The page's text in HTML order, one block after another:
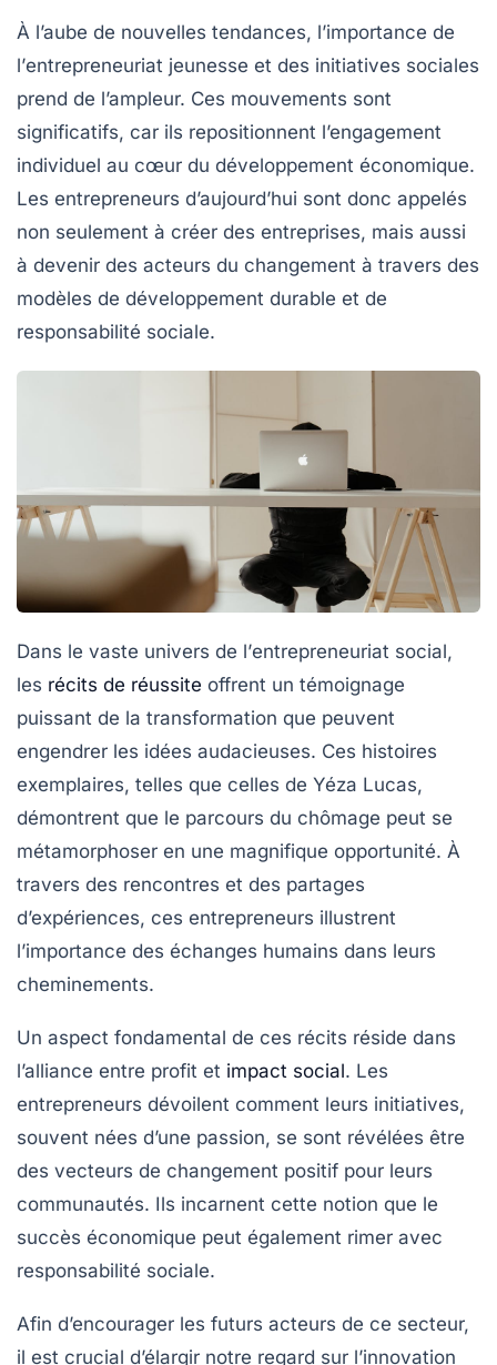
À l’aube de nouvelles tendances, l’importance de
l’entrepreneuriat jeunesse et des initiatives sociales
prend de l’ampleur. Ces mouvements sont
significatifs, car ils repositionnent l’engagement
individuel au cœur du développement économique.
Les entrepreneurs d’aujourd’hui sont donc appelés
non seulement à créer des entreprises, mais aussi
à devenir des acteurs du changement à travers des
modèles de développement durable et de
responsabilité sociale.
Dans le vaste univers de l’entrepreneuriat social,
les récits de réussite offrent un témoignage
puissant de la transformation que peuvent
engendrer les idées audacieuses. Ces histoires
exemplaires, telles que celles de Yéza Lucas,
démontrent que le parcours du chômage peut se
métamorphoser en une magnifique opportunité. À
travers des rencontres et des partages
d’expériences, ces entrepreneurs illustrent
l’importance des échanges humains dans leurs
cheminements.
Un aspect fondamental de ces récits réside dans
l’alliance entre profit et impact social. Les
entrepreneurs dévoilent comment leurs initiatives,
souvent nées d’une passion, se sont révélées être
des vecteurs de changement positif pour leurs
communautés. Ils incarnent cette notion que le
succès économique peut également rimer avec
responsabilité sociale.
Afin d’encourager les futurs acteurs de ce secteur,
il est crucial d’élargir notre regard sur l’innovation